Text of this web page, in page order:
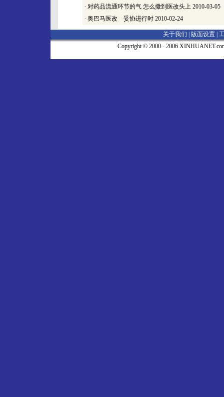
· 对药品流通环节的气 怎么撒到医改头上 2010-03-05
· 奥巴马医改 妥协进行时 2010-02-24
关于我们 | 版面设置
Copyright © 2000 - 2006